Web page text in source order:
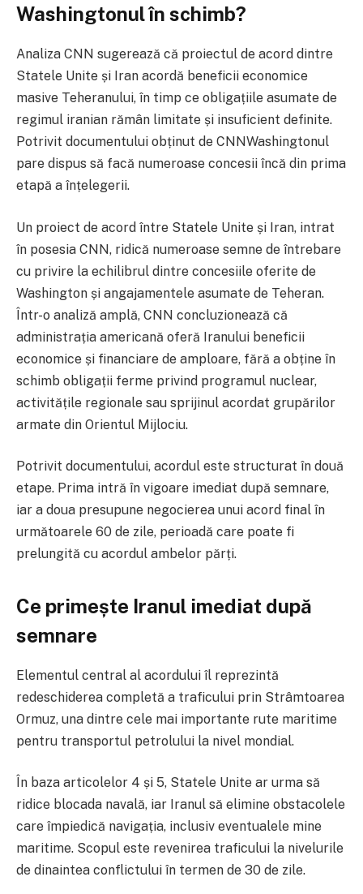
Washingtonul în schimb?
Analiza CNN sugerează că proiectul de acord dintre
Statele Unite și Iran acordă beneficii economice
masive Teheranului, în timp ce obligațiile asumate de
regimul iranian rămân limitate și insuficient definite.
Potrivit documentului obținut de CNNWashingtonul
pare dispus să facă numeroase concesii încă din prima
etapă a înțelegerii.
Un proiect de acord între Statele Unite și Iran, intrat
în posesia CNN, ridică numeroase semne de întrebare
cu privire la echilibrul dintre concesiile oferite de
Washington și angajamentele asumate de Teheran.
Într-o analiză amplă, CNN concluzionează că
administrația americană oferă Iranului beneficii
economice și financiare de amploare, fără a obține în
schimb obligații ferme privind programul nuclear,
activitățile regionale sau sprijinul acordat grupărilor
armate din Orientul Mijlociu.
Potrivit documentului, acordul este structurat în două
etape. Prima intră în vigoare imediat după semnare,
iar a doua presupune negocierea unui acord final în
următoarele 60 de zile, perioadă care poate fi
prelungită cu acordul ambelor părți.
Ce primește Iranul imediat după
semnare
Elementul central al acordului îl reprezintă
redeschiderea completă a traficului prin Strâmtoarea
Ormuz, una dintre cele mai importante rute maritime
pentru transportul petrolului la nivel mondial.
În baza articolelor 4 și 5, Statele Unite ar urma să
ridice blocada navală, iar Iranul să elimine obstacolele
care împiedică navigația, inclusiv eventualele mine
maritime. Scopul este revenirea traficului la nivelurile
de dinaintea conflictului în termen de 30 de zile.